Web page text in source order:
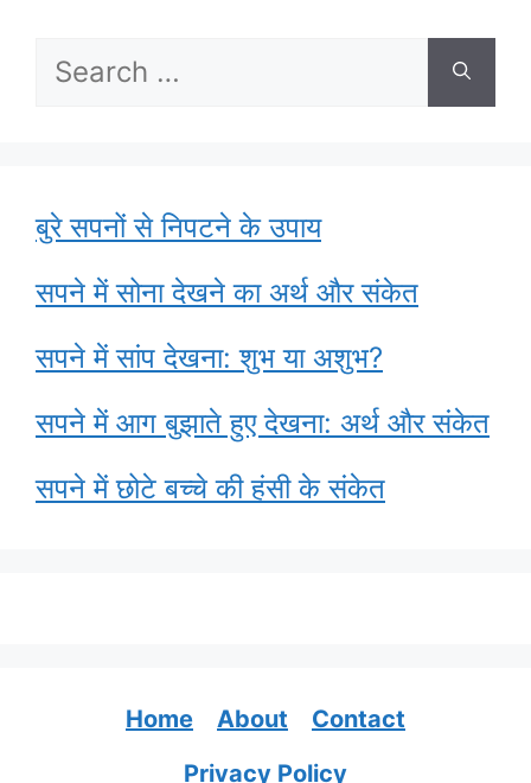
Search
बुरे सपनों से निपटने के उपाय
सपने में सोना देखने का अर्थ और संकेत
सपने में सांप देखना: शुभ या अशुभ?
सपने में आग बुझाते हुए देखना: अर्थ और संकेत
सपने में छोटे बच्चे की हंसी के संकेत
Home About
Contact
Privacy Policy